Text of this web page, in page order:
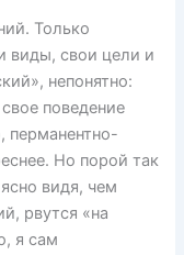
Только
виды, свои цели и
непонятно:
поведение
перманентно-
Но порой так
видя, чем
рвутся «на
я сам